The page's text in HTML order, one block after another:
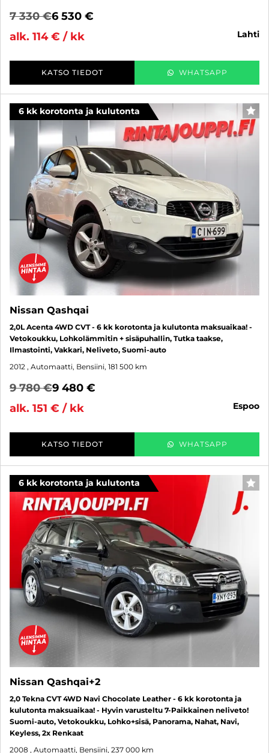
7 330 €6 530 €
alk. 114 € / kk
lahti
KATSO TIEDOT WHATSAPP
6 kk korotonta ja kulutonta
Nissan Qashqai
2,0L Acenta 4WD CVT - 6 kk korotonta ja kulutonta maksuaikaa! -
Vetokoukku, Lohkolämmitin + sisäpuhallin, Tutka taakse,
Ilmastointi, Vakkari, Neliveto, Suomi-auto
2012 , Automaatti, Bensiini, 181 500 km
9 780 €9 480 €
alk. 151 € / kk
espoo
KATSO TIEDOT WHATSAPP
6 kk korotonta ja kulutonta
Nissan Qashqai+2
2,0 Tekna CVT 4WD Navi Chocolate Leather - 6 kk korotonta ja
kulutonta maksuaikaa! - Hyvin varusteltu 7-Paikkainen neliveto!
Suomi-auto, Vetokoukku, Lohko+sisä, Panorama, Nahat, Navi,
Keyless, 2x Renkaat
2008 , Automaatti, Bensiini, 237 000 km